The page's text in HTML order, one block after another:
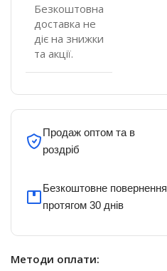
Безкоштовна
доставка не
діє на знижки
та акції.
Продаж оптом та в
роздріб
Безкоштовне повернення
протягом 30 днів
Методи оплати: